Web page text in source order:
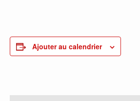
Ajouter au calendrier